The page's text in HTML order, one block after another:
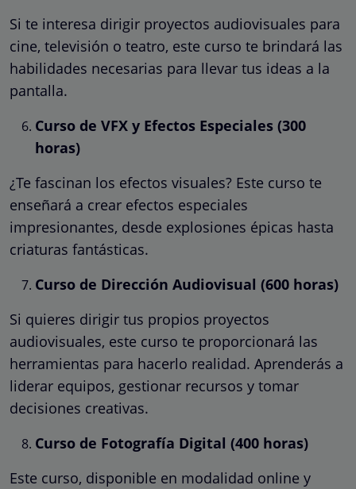
Si te interesa dirigir proyectos audiovisuales para
cine, televisión o teatro, este curso te brindará las
habilidades necesarias para llevar tus ideas a la
pantalla.
Curso de VFX y Efectos Especiales (300
horas)
¿Te fascinan los efectos visuales? Este curso te
enseñará a crear efectos especiales
impresionantes, desde explosiones épicas hasta
criaturas fantásticas.
Curso de Dirección Audiovisual (600 horas)
Si quieres dirigir tus propios proyectos
audiovisuales, este curso te proporcionará las
herramientas para hacerlo realidad. Aprenderás a
liderar equipos, gestionar recursos y tomar
decisiones creativas.
Curso de Fotografía Digital (400 horas)
Este curso, disponible en modalidad online y